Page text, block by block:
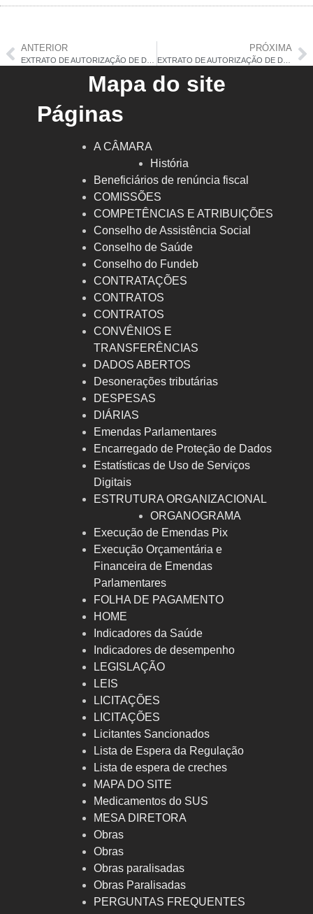
ANTERIOR PRÓXIMA
EXTRATO DE AUTORIZAÇÃO DE DISPENSA DE LICITAÇÃO Nº 048/2025
Mapa do site
Páginas
A CÂMARA
História
Beneficiários de renúncia fiscal
COMISSÕES
COMPETÊNCIAS E ATRIBUIÇÕES
Conselho de Assistência Social
Conselho de Saúde
Conselho do Fundeb
CONTRATAÇÕES
CONTRATOS
CONTRATOS
CONVÊNIOS E
TRANSFERÊNCIAS
DADOS ABERTOS
Desonerações tributárias
DESPESAS
DIÁRIAS
Emendas Parlamentares
Encarregado de Proteção de Dados
Estatísticas de Uso de Serviços
Digitais
ESTRUTURA ORGANIZACIONAL
ORGANOGRAMA
Execução de Emendas Pix
Execução Orçamentária e
Financeira de Emendas
Parlamentares
FOLHA DE PAGAMENTO
HOME
Indicadores da Saúde
Indicadores de desempenho
LEGISLAÇÃO
LEIS
LICITAÇÕES
LICITAÇÕES
Licitantes Sancionados
Lista de Espera da Regulação
Lista de espera de creches
MAPA DO SITE
Medicamentos do SUS
MESA DIRETORA
Obras
Obras
Obras paralisadas
Obras Paralisadas
PERGUNTAS FREQUENTES